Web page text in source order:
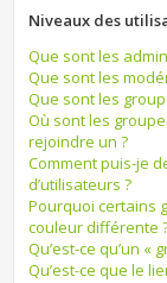
Niveaux des
Que sont les
Que sont les
Que sont les
Où sont les
rejoindre un ?
Comment puis-je
d’utilisateurs ?
Pourquoi certains
couleur différente
Qu’est-ce qu’un «
Qu’est-ce que le